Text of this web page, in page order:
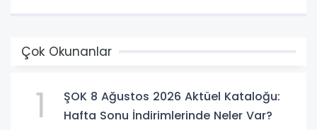
Çok Okunanlar
1
ŞOK 8 Ağustos 2026 Aktüel Kataloğu:
Hafta Sonu İndirimlerinde Neler Var?